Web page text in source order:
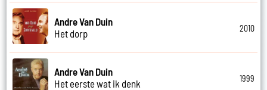
Andre Van Duin
Het dorp
2010
Andre Van Duin
Het eerste wat ik denk
1999